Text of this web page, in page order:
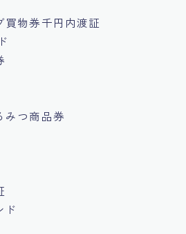
物券千円内渡証
みつ商品券
ド